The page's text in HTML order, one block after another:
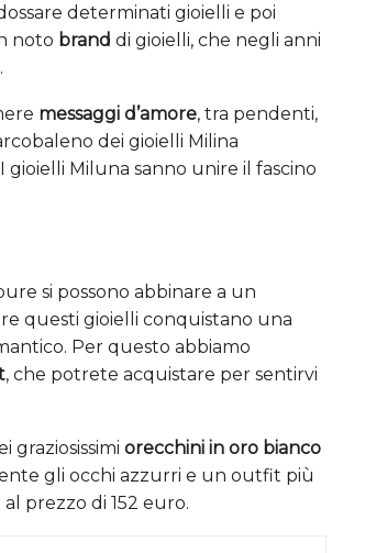
determinati gioielli e poi
noto brand di gioielli, che negli anni
.
messaggi d’amore, tra pendenti,
dei gioielli Milina
I gioielli Miluna sanno unire il fascino
si possono abbinare a un
questi gioielli conquistano una
Per questo abbiamo
, che potrete acquistare per sentirvi
graziosissimi orecchini in oro bianco
gli occhi azzurri e un outfit più
prezzo di 152 euro.